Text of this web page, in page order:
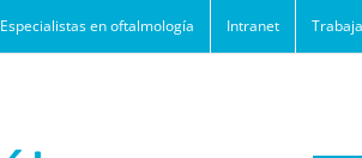
Especialistas en oftalmología Intranet